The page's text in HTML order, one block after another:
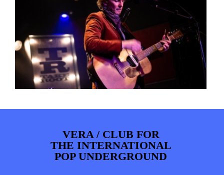
VERA / CLUB FOR
THE INTERNATIONAL
POP UNDERGROUND